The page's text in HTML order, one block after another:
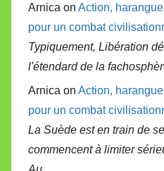
Arnica on Action,
pour un combat
Typiquement, Libération
l'étendard de la
Arnica on Action,
pour un combat
La Suède est en train de
commencent à limiter